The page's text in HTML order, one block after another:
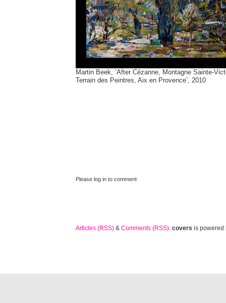
Martin Beek, ‘After Cézanne, Montagne Sainte-
Terrain des Peintres, Aix en Provence’, 2010
Please log in to comment
Articles (RSS) & Comments (RSS). covers is